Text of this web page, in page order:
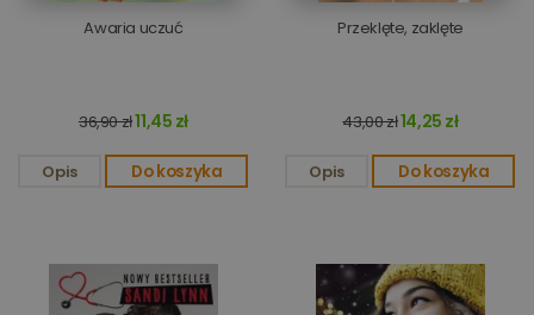
Awaria uczuć
36,90 zł11,45 zł
Opis Do koszyka
Przeklęte, zaklęte
43,00 zł14,25 zł
Opis Do koszyka